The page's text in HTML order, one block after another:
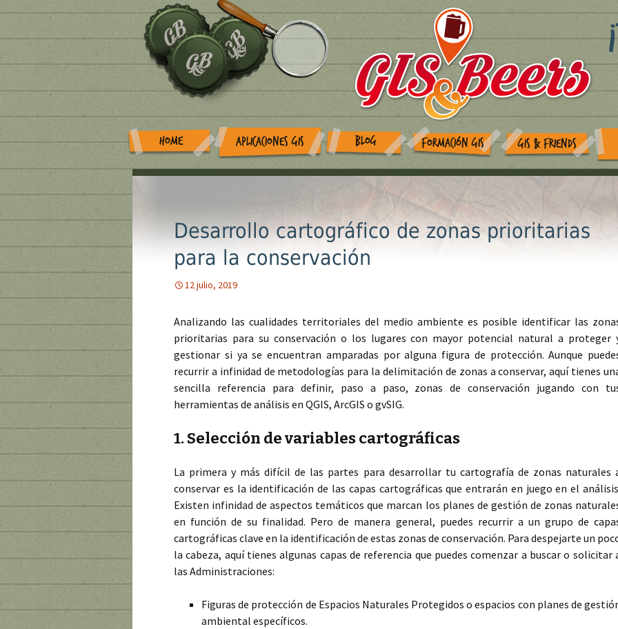
HOME APLICACIONES GIS BLOG FORMACIÓN GIS GIS & FRIENDS
Desarrollo cartográfico de zonas prioritarias
para la conservación
12 julio, 2019
Analizando las cualidades territoriales del medio ambiente es posible identificar las
prioritarias para su conservación o los lugares con mayor potencial natural a proteger
gestionar si ya se encuentran amparadas por alguna figura de protección. Aunque
recurrir a infinidad de metodologías para la delimitación de zonas a conservar, aquí tienes
sencilla referencia para definir, paso a paso, zonas de conservación jugando con
herramientas de análisis en QGIS, ArcGIS o gvSIG.
1. Selección de variables cartográficas
La primera y más difícil de las partes para desarrollar tu cartografía de zonas naturales
conservar es la identificación de las capas cartográficas que entrarán en juego en el
Existen infinidad de aspectos temáticos que marcan los planes de gestión de zonas
en función de su finalidad. Pero de manera general, puedes recurrir a un grupo de
cartográficas clave en la identificación de estas zonas de conservación. Para despejarte un
la cabeza, aquí tienes algunas capas de referencia que puedes comenzar a buscar o solicitar
las Administraciones:
Figuras de protección de Espacios Naturales Protegidos o espacios con planes de
ambiental específicos.